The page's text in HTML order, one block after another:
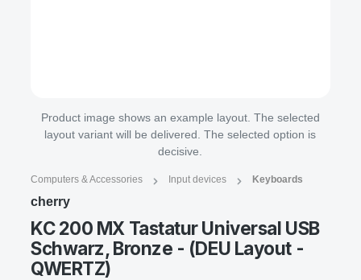
Product image shows an example layout. The selected
layout variant will be delivered. The selected option is
decisive.
Computers & Accessories Input devices Keyboards
cherry
KC 200 MX Tastatur Universal USB
Schwarz, Bronze - (DEU Layout -
QWERTZ)